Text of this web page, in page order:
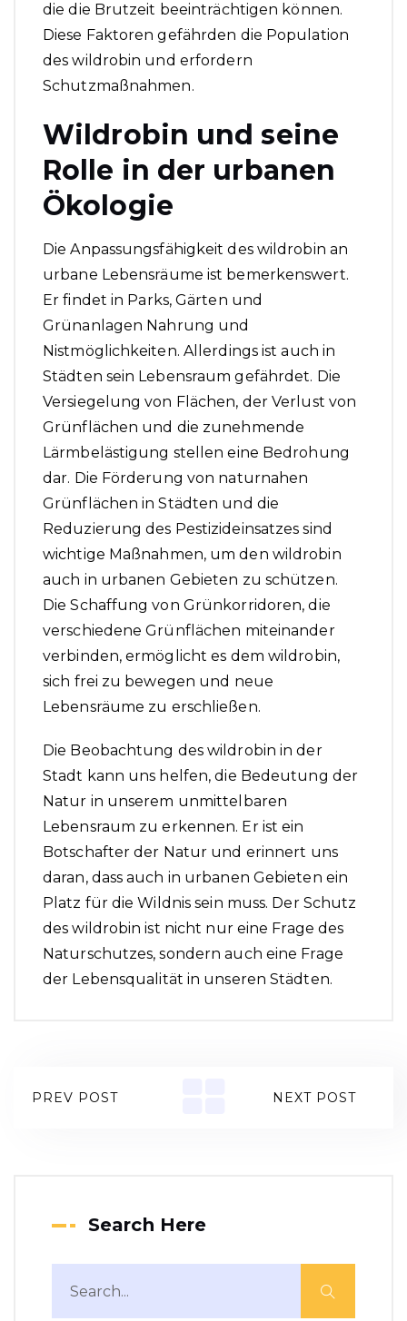
die die Brutzeit beeinträchtigen können.
Diese Faktoren gefährden die Population
des wildrobin und erfordern
Schutzmaßnahmen.
Wildrobin und seine
Rolle in der urbanen
Ökologie
Die Anpassungsfähigkeit des wildrobin an
urbane Lebensräume ist bemerkenswert.
Er findet in Parks, Gärten und
Grünanlagen Nahrung und
Nistmöglichkeiten. Allerdings ist auch in
Städten sein Lebensraum gefährdet. Die
Versiegelung von Flächen, der Verlust von
Grünflächen und die zunehmende
Lärmbelästigung stellen eine Bedrohung
dar. Die Förderung von naturnahen
Grünflächen in Städten und die
Reduzierung des Pestizideinsatzes sind
wichtige Maßnahmen, um den wildrobin
auch in urbanen Gebieten zu schützen.
Die Schaffung von Grünkorridoren, die
verschiedene Grünflächen miteinander
verbinden, ermöglicht es dem wildrobin,
sich frei zu bewegen und neue
Lebensräume zu erschließen.
Die Beobachtung des wildrobin in der
Stadt kann uns helfen, die Bedeutung der
Natur in unserem unmittelbaren
Lebensraum zu erkennen. Er ist ein
Botschafter der Natur und erinnert uns
daran, dass auch in urbanen Gebieten ein
Platz für die Wildnis sein muss. Der Schutz
des wildrobin ist nicht nur eine Frage des
Naturschutzes, sondern auch eine Frage
der Lebensqualität in unseren Städten.
PREV POST NEXT POST
Search Here